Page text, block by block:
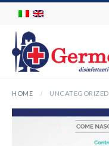
HOME UNCATEGORIZED